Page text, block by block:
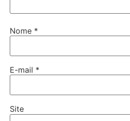
Nome *
E-mail *
Site